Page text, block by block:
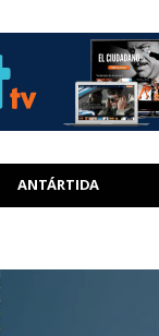
ANTÁRTIDA